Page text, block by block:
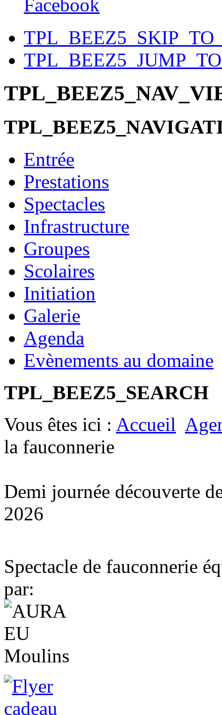
Entrée
Prestations
Spectacles
Infrastructure
Groupes
Scolaires
Initiation
Galerie
Agenda
Evènements au domaine
TPL_BEEZ5_SEARCH
Vous êtes ici : Accueil
la fauconnerie
Demi journée découverte
2026
Spectacle de fauconnerie
par: